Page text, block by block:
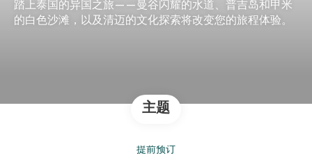
踏上泰国的异国之旅——曼谷闪耀的水道、普吉岛和甲米
的白色沙滩，以及清迈的文化探索将改变您的旅程体验。
主题
提前预订